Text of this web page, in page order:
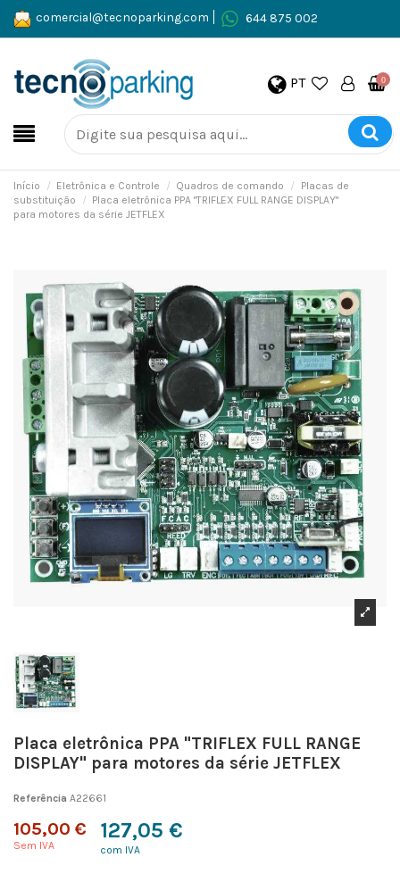
comercial@tecnoparking.com 644 875 002
PT 0
Início Eletrônica e Controle Quadros de comando
Placas de
substituição
Placa eletrônica PPA "TRIFLEX FULL RANGE DISPLAY"
para motores da série JETFLEX
Placa eletrônica PPA "TRIFLEX FULL RANGE
DISPLAY" para motores da série JETFLEX
Referência A22661
105,00 €
Sem IVA
127,05 €
com IVA